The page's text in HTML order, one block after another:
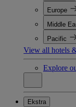
Europe
Middle
Pacific
View all hotels
Explore
Ekstra